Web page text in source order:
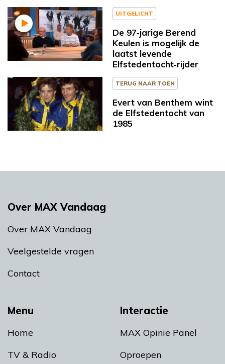
UITGELICHT
De 97‑jarige Berend
Keulen is mogelijk de
laatst levende
Elfstedentocht‑rijder
TERUG NAAR TOEN
Evert van Benthem wint
de Elfstedentocht van
1985
Menu
Home
TV & Radio
Interactie
MAX Opinie Panel
Oproepen
Over MAX Vandaag
Over MAX Vandaag
Veelgestelde vragen
Contact